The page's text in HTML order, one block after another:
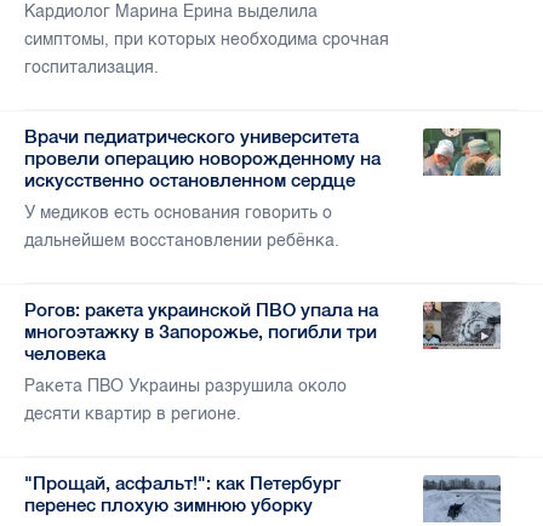
Кардиолог Марина Ерина выделила
симптомы, при которых необходима срочная
госпитализация.
Врачи педиатрического университета
провели операцию новорожденному на
искусственно остановленном сердце
У медиков есть основания говорить о
дальнейшем восстановлении ребёнка.
Рогов: ракета украинской ПВО упала на
многоэтажку в Запорожье, погибли три
человека
Ракета ПВО Украины разрушила около
десяти квартир в регионе.
"Прощай, асфальт!": как Петербург
перенес плохую зимнюю уборку